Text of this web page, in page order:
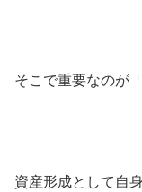
そこで重要なのが
資産形成として自